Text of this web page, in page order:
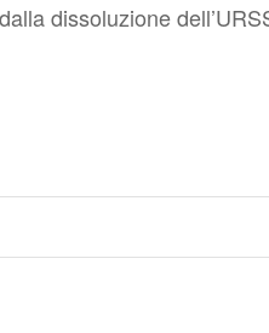
dalla dissoluzione